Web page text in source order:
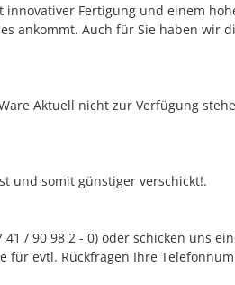
Fertigung und einem
ankommt. Auch für Sie haben wir
Aktuell nicht zur Verfügung
und somit günstiger verschickt!.
/ 90 98 2 - 0) oder schicken uns
evtl. Rückfragen Ihre